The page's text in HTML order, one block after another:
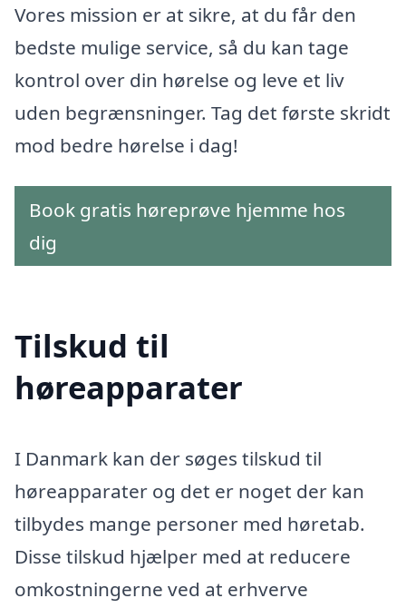
Vores mission er at sikre, at du får den
bedste mulige service, så du kan tage
kontrol over din hørelse og leve et liv
uden begrænsninger. Tag det første skridt
mod bedre hørelse i dag!
Book gratis høreprøve hjemme hos
dig
Tilskud til
høreapparater
I Danmark kan der søges tilskud til
høreapparater og det er noget der kan
tilbydes mange personer med høretab.
Disse tilskud hjælper med at reducere
omkostningerne ved at erhverve